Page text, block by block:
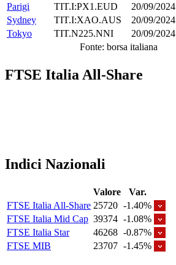
Parigi
TIT.I:PX1.EUD 20/09/2024
Sydney
TIT.I:XAO.AUS 20/09/2024
Tokyo
TIT.N225.NNI 20/09/2024
Fonte: borsa italiana
FTSE Italia All-Share
Indici Nazionali
Valore
Var.
FTSE Italia All-Share 25720 -1.40%
FTSE Italia Mid Cap 39374 -1.08%
FTSE Italia Star
46268 -0.87%
FTSE MIB
23707 -1.45%